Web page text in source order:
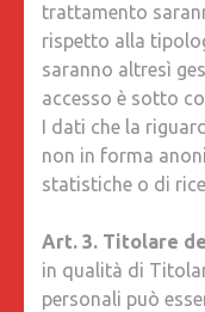
trattamento
rispetto alla
saranno altresì
accesso è sotto
I dati che la
non in forma
statistiche o di
Art. 3. Titolare
in qualità di
personali può